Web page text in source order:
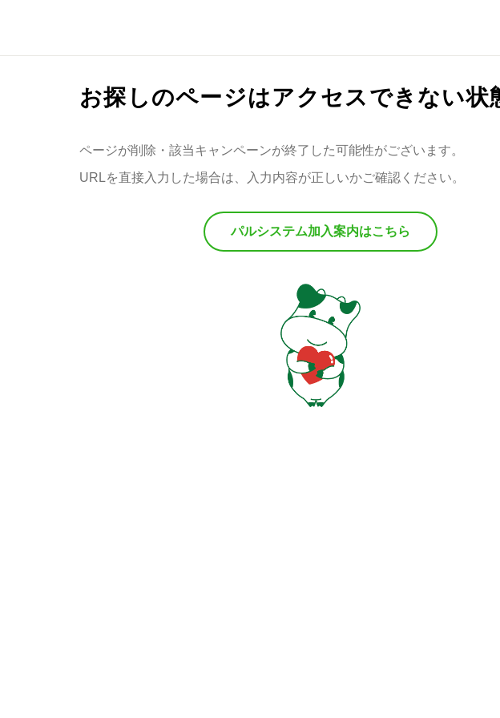
お探しのページはアクセスできない状
ページが削除・該当キャンペーンが終了した可能性がございます。
URLを直接入力した場合は、入力内容が正しいかご確認ください。
パルシステム加入案内はこちら